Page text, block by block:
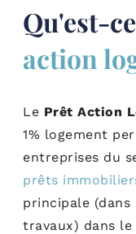
Qu'est-
action
Le Prêt Action
1% logement
entreprises du
prêts
principale (dans
travaux) dans